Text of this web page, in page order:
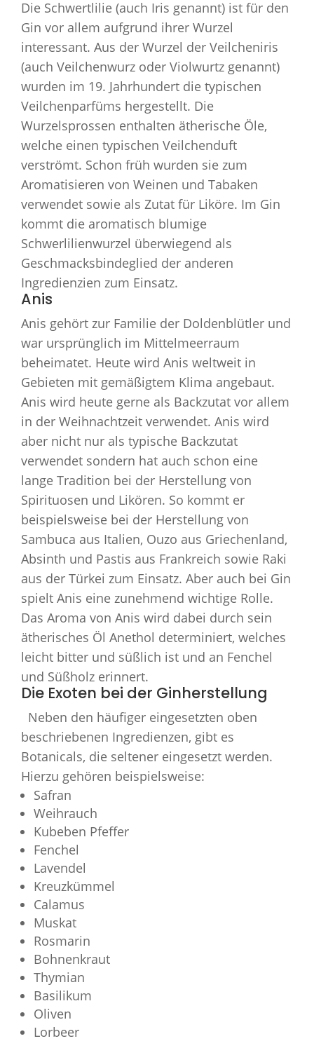
Die Schwertlilie (auch Iris genannt) ist für den
Gin vor allem aufgrund ihrer Wurzel
interessant. Aus der Wurzel der Veilcheniris
(auch Veilchenwurz oder Violwurtz genannt)
wurden im 19. Jahrhundert die typischen
Veilchenparfüms hergestellt. Die
Wurzelsprossen enthalten ätherische Öle,
welche einen typischen Veilchenduft
verströmt. Schon früh wurden sie zum
Aromatisieren von Weinen und Tabaken
verwendet sowie als Zutat für Liköre. Im Gin
kommt die aromatisch blumige
Schwerlilienwurzel überwiegend als
Geschmacksbindeglied der anderen
Ingredienzien zum Einsatz.
Anis
Anis gehört zur Familie der Doldenblütler und
war ursprünglich im Mittelmeerraum
beheimatet. Heute wird Anis weltweit in
Gebieten mit gemäßigtem Klima angebaut.
Anis wird heute gerne als Backzutat vor allem
in der Weihnachtzeit verwendet. Anis wird
aber nicht nur als typische Backzutat
verwendet sondern hat auch schon eine
lange Tradition bei der Herstellung von
Spirituosen und Likören. So kommt er
beispielsweise bei der Herstellung von
Sambuca aus Italien, Ouzo aus Griechenland,
Absinth und Pastis aus Frankreich sowie Raki
aus der Türkei zum Einsatz. Aber auch bei Gin
spielt Anis eine zunehmend wichtige Rolle.
Das Aroma von Anis wird dabei durch sein
ätherisches Öl Anethol determiniert, welches
leicht bitter und süßlich ist und an Fenchel
und Süßholz erinnert.
Die Exoten bei der Ginherstellung
Neben den häufiger eingesetzten oben
beschriebenen Ingredienzen, gibt es
Botanicals, die seltener eingesetzt werden.
Hierzu gehören beispielsweise:
Safran
Weihrauch
Kubeben Pfeffer
Fenchel
Lavendel
Kreuzkümmel
Calamus
Muskat
Rosmarin
Bohnenkraut
Thymian
Basilikum
Oliven
Lorbeer